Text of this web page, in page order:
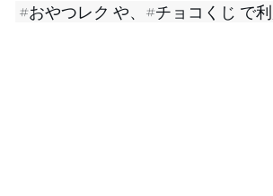
#おやつレク や、 #チョコくじ で